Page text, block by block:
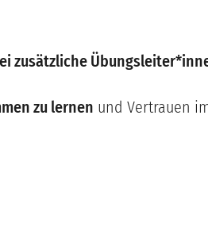
zusätzliche
zu lernen und Vertrauen